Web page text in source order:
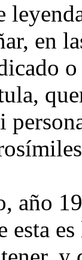
en
año
esta